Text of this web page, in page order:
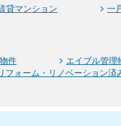
貸マンション
一
件
エイブル管理
フォーム・リノベーション済